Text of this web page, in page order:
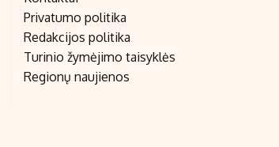
Privatumo politika
Redakcijos politika
Turinio žymėjimo taisyklės
Regionų naujienos